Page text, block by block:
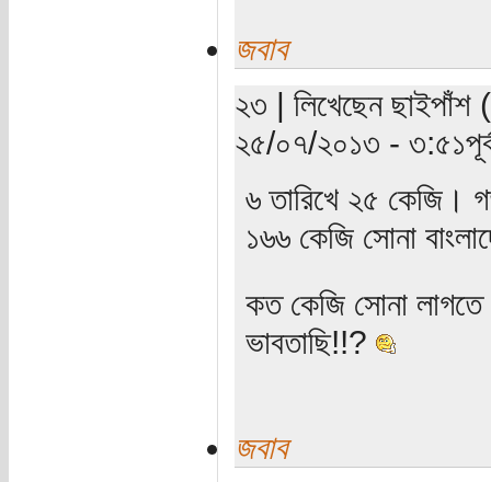
জবাব
২৩ | লিখেছেন ছাইপাঁশ
২৫/০৭/২০১৩ -
৬ তারিখে ২৫ কেজি।
১৬৬ কেজি সোনা
কত কেজি সোনা লাগতে
ভাবতাছি!!?
জবাব